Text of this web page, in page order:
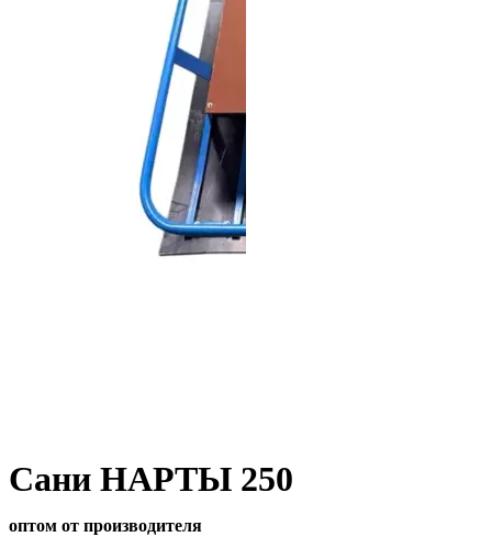
Сани НАРТЫ 250
оптом от производителя